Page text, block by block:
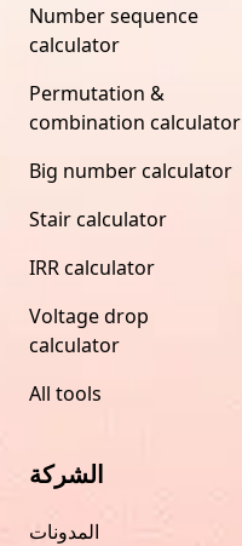
Number sequence
calculator
Permutation &
combination calculator
Big number calculator
Stair calculator
IRR calculator
Voltage drop
calculator
All tools
الشركة
المدونات